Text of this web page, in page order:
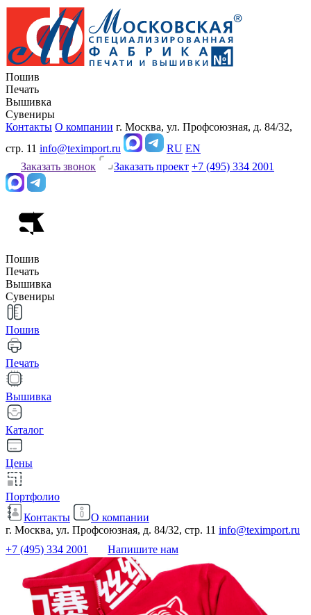
Пошив
Печать
Вышивка
Сувениры
Контакты О компании г. Москва, ул. Профсоюзная, д. 84/32,
стр. 11 info@teximport.ru RU EN
Заказать звонок
Заказать проект +7 (495) 334 2001
Пошив
Печать
Вышивка
Сувениры
Пошив
Печать
Вышивка
Каталог
Цены
Портфолио
Контакты
О компании
г. Москва, ул. Профсоюзная, д. 84/32, стр. 11 info@teximport.ru
+7 (495) 334 2001
Напишите нам